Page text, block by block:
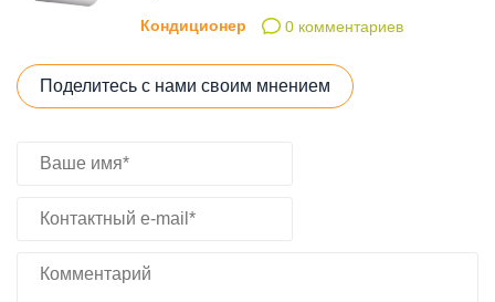
Кондиционер 0 комментариев
Поделитесь с нами своим мнением